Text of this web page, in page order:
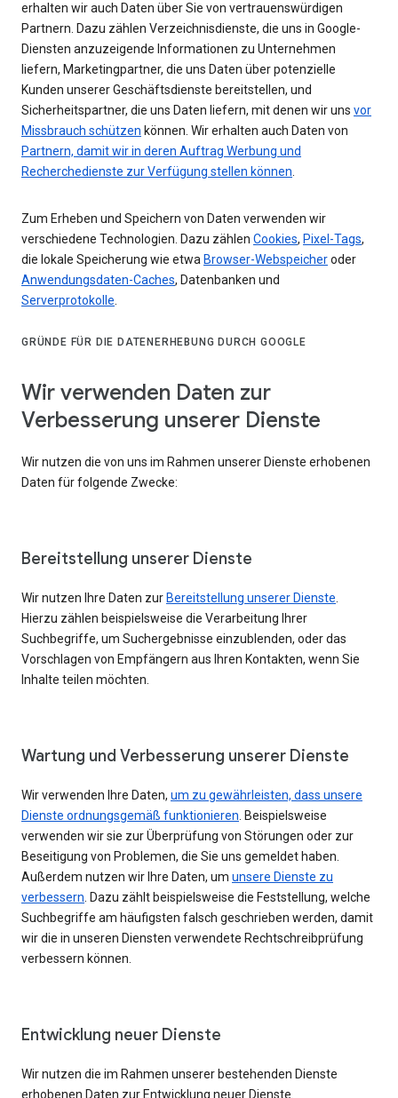
erhalten wir auch Daten über Sie von vertrauenswürdigen
Partnern. Dazu zählen Verzeichnisdienste, die uns in Google-
Diensten anzuzeigende Informationen zu Unternehmen
liefern, Marketingpartner, die uns Daten über potenzielle
Kunden unserer Geschäftsdienste bereitstellen, und
Sicherheitspartner, die uns Daten liefern, mit denen wir uns vor
Missbrauch schützen können. Wir erhalten auch Daten von
Partnern, damit wir in deren Auftrag Werbung und
Recherchedienste zur Verfügung stellen können.
Zum Erheben und Speichern von Daten verwenden wir
verschiedene Technologien. Dazu zählen Cookies, Pixel-Tags,
die lokale Speicherung wie etwa Browser-Webspeicheroder
Anwendungsdaten-Caches, Datenbanken und
Serverprotokolle.
GRÜNDE FÜR DIE DATENERHEBUNG DURCH GOOGLE
Wir verwenden Daten zur
Verbesserung unserer Dienste
Wir nutzen die von uns im Rahmen unserer Dienste erhobenen
Daten für folgende Zwecke:
Bereitstellung unserer Dienste
Wir nutzen Ihre Daten zur Bereitstellung unserer Dienste
Hierzu zählen beispielsweise die Verarbeitung Ihrer
Suchbegriffe, um Suchergebnisse einzublenden, oder das
Vorschlagen von Empfängern aus Ihren Kontakten, wenn Sie
Inhalte teilen möchten.
Wartung und Verbesserung unserer Dienste
Wir verwenden Ihre Daten, um zu gewährleisten, dass unsere
Dienste ordnungsgemäß funktionieren . Beispielsweise
verwenden wir sie zur Überprüfung von Störungen oder zur
Beseitigung von Problemen, die Sie uns gemeldet haben.
Außerdem nutzen wir Ihre Daten, um unsere Dienste zu
verbessern . Dazu zählt beispielsweise die Feststellung, welche
Suchbegriffe am häufigsten falsch geschrieben werden, damit
wir die in unseren Diensten verwendete Rechtschreibprüfung
verbessern können.
Entwicklung neuer Dienste
Wir nutzen die im Rahmen unserer bestehenden Dienste
erhobenen Daten zur Entwicklung neuer Dienste.